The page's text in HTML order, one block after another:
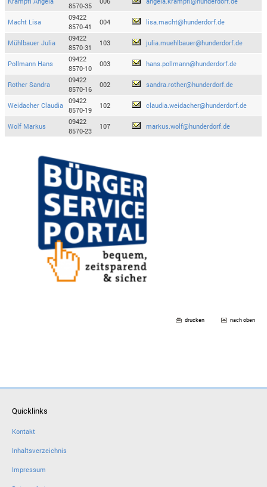
8570-35
Macht Lisa
09422
8570-41
004 lisa.macht@hunderdorf.de
Mühlbauer Julia
09422
8570-31
103 julia.muehlbauer@hunderdorf.de
Pollmann Hans
09422
8570-10
003 hans.pollmann@hunderdorf.de
Rother Sandra
09422
8570-16
002 sandra.rother@hunderdorf.de
Weidacher Claudia
09422
8570-19
102 claudia.weidacher@hunderdorf.de
Wolf Markus
09422
8570-23
107 markus.wolf@hunderdorf.de
drucken nach oben
Quicklinks
Kontakt
Inhaltsverzeichnis
Impressum